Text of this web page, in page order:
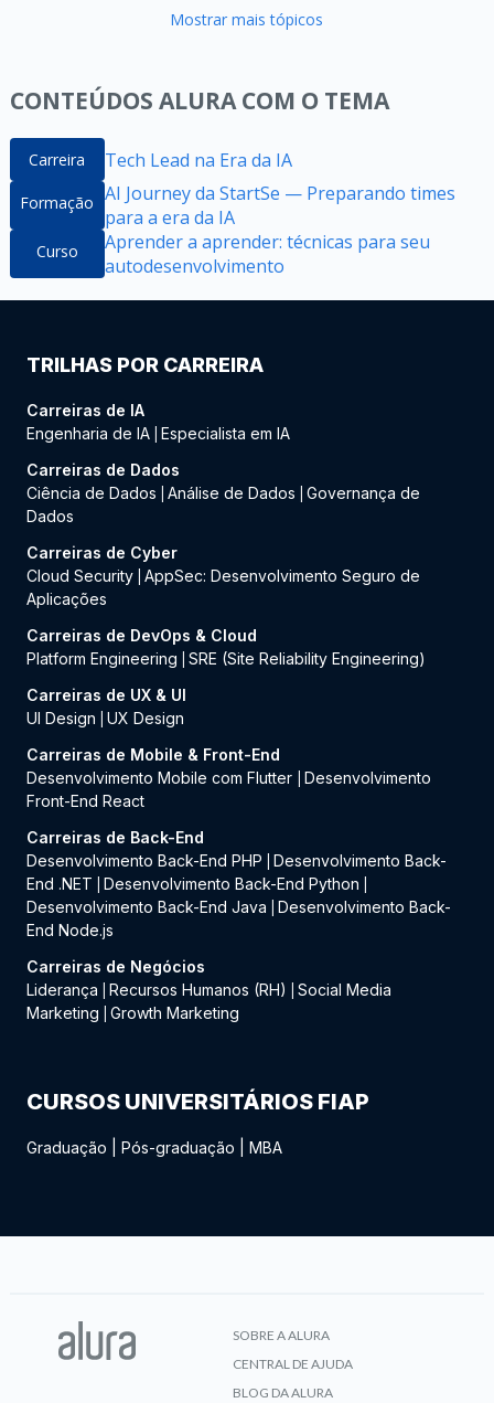
Mostrar mais tópicos
CONTEÚDOS ALURA COM O TEMA
Carreira Tech Lead na Era da IA
Formação AI Journey da StartSe — Preparando times
para a era da IA
Curso
Aprender a aprender: técnicas para seu
autodesenvolvimento
TRILHAS POR CARREIRA
Carreiras de IA
Engenharia de IA Especialista em IA
Carreiras de Dados
Ciência de Dados
Análise de Dados
Governança de
Dados
Carreiras de Cyber
Cloud Security AppSec: Desenvolvimento Seguro de
Aplicações
Carreiras de DevOps & Cloud
Platform Engineering
SRE (Site Reliability Engineering)
Carreiras de UX & UI
UI Design
UX Design
Carreiras de Mobile & Front-End
Desenvolvimento Mobile com Flutter
Desenvolvimento
Front-End React
Carreiras de Back-End
Desenvolvimento Back-End PHP
Desenvolvimento Back-
End .NET
Desenvolvimento Back-End Python
Desenvolvimento Back-End Java
Desenvolvimento Back-
End Node.js
Carreiras de Negócios
Liderança
Recursos Humanos (RH)
Social Media
Marketing
Growth Marketing
CURSOS UNIVERSITÁRIOS FIAP
Graduação Pós-graduação MBA
SOBRE A ALURA
CENTRAL DE AJUDA
BLOG DA ALURA